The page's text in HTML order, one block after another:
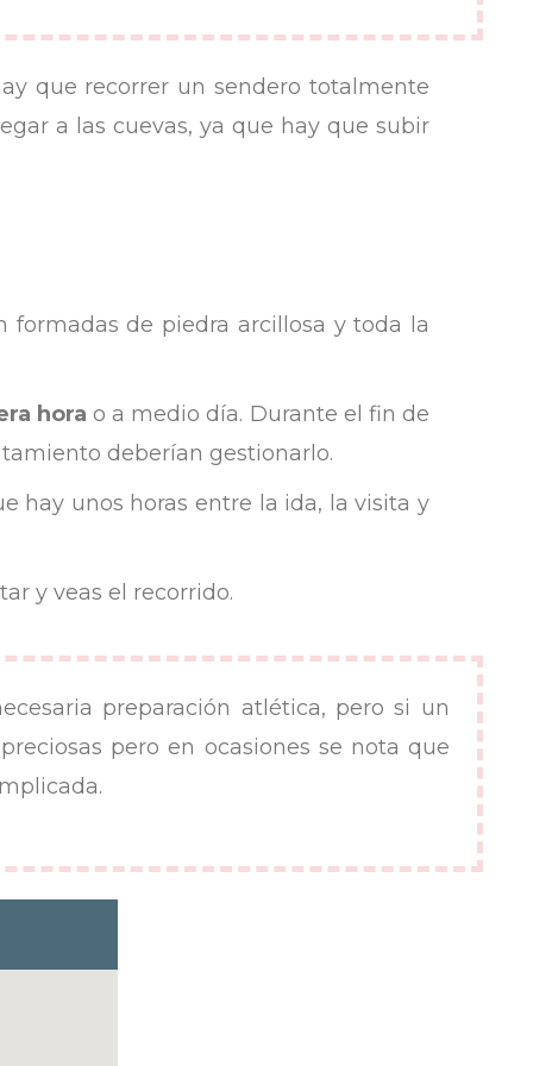
que recorrer un sendero totalmente
a las cuevas, ya que hay que subir
formadas de piedra arcillosa y toda la
hora o a medio día. Durante el fin de
deberían gestionarlo.
hay unos horas entre la ida, la visita y
y veas el recorrido.
preparación atlética, pero si un
pero en ocasiones se nota que